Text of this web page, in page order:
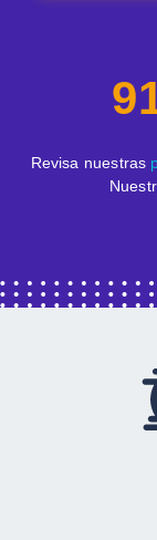
Revisa nuestras